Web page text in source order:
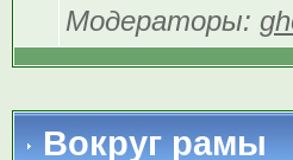
Модераторы:
Вокруг рамы